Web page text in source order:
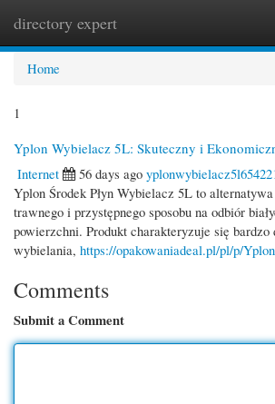
directory expert
Home
1
Yplon Wybielacz 5L: Skuteczny i
Internet
56 days ago
Yplon Środek Płyn Wybielacz 5L to
trawnego i przystępnego sposobu na odbiór
powierzchni. Produkt charakteryzuje się bardzo
wybielania, https://opakowaniadeal.pl/pl/p/
Comments
Submit a Comment